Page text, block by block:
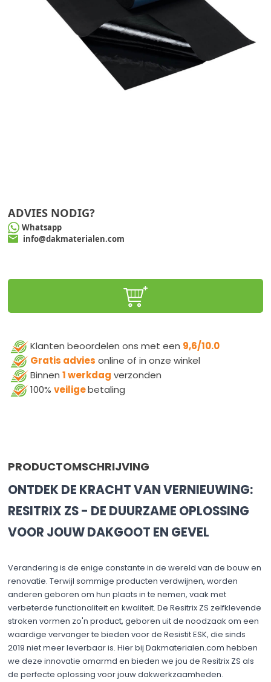
ADVIES NODIG?
Whatsapp
info@dakmaterialen.com
Klanten beoordelen ons met een 9,6/10.0
Gratis advies online of in onze winkel
Binnen 1 werkdag verzonden
100% veiligebetaling
PRODUCTOMSCHRIJVING
ONTDEK DE KRACHT VAN VERNIEUWING:
RESITRIX ZS - DE DUURZAME OPLOSSING
VOOR JOUW DAKGOOT EN GEVEL
Verandering is de enige constante in de wereld van de bouw en
renovatie. Terwijl sommige producten verdwijnen, worden
anderen geboren om hun plaats in te nemen, vaak met
verbeterde functionaliteit en kwaliteit. De Resitrix ZS zelfklevende
stroken vormen zo'n product, geboren uit de noodzaak om een
waardige vervanger te bieden voor de Resistit ESK, die sinds
2019 niet meer leverbaar is. Hier bij Dakmaterialen.com hebben
we deze innovatie omarmd en bieden we jou de Resitrix ZS als
de perfecte oplossing voor jouw dakwerkzaamheden.